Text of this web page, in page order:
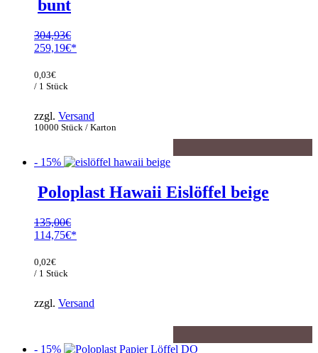
bunt
304,93€
Ursprünglicher
war:
304,93€
259,19€
Preis
ist:
10000 Stück / Karton
0,03€
/ 1 Stück
zzgl. Versand
- 15%
Poloplast Hawaii Eislöffel beige
135,00€
Ursprünglicher
war:
135,00€
114,75€
Preis
ist:
0,02€
/ 1 Stück
zzgl. Versand
- 15%